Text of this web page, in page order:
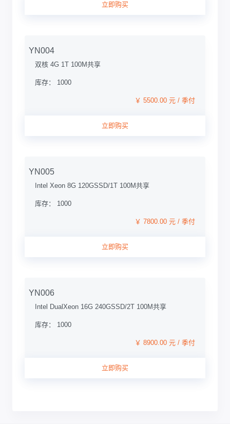
立即购买
YN004
双核 4G 1T 100M共享
库存： 1000
￥ 5500.00 元 / 季付
立即购买
YN005
Intel Xeon 8G 120GSSD/1T 100M共享
库存： 1000
￥ 7800.00 元 / 季付
立即购买
YN006
Intel DualXeon 16G 240GSSD/2T 100M共享
库存： 1000
￥ 8900.00 元 / 季付
立即购买